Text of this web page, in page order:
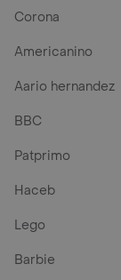
Corona
Americanino
Aario hernandez
BBC
Patprimo
Haceb
Lego
Barbie